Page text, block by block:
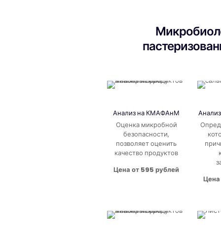
Анализ на КМАФАнМ
Оценка микробной
безопасности,
позволяет оценить
качество продуктов
Цена от 595 рублей
Цена